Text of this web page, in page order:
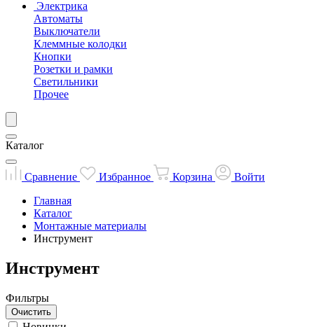
Электрика
Автоматы
Выключатели
Клеммные колодки
Кнопки
Розетки и рамки
Светильники
Прочее
Каталог
Сравнение Избранное Корзина
Войти
Главная
Каталог
Монтажные материалы
Инструмент
Инструмент
Фильтры
Очистить